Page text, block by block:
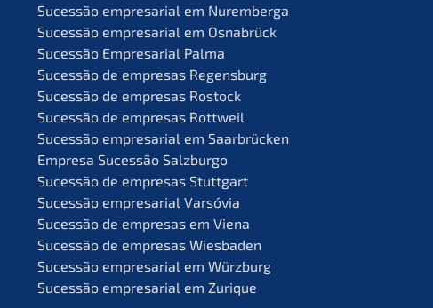
Suces­são empre­sa­ri­al em Nuremberga
Suces­são empre­sa­ri­al em Osnabrück
Suces­são Empre­sa­ri­al Palma
Suces­são de empre­sas Regensburg
Suces­são de empre­sas Rostock
Suces­são de empre­sas Rottweil
Suces­são empre­sa­ri­al em Saarbrücken
Empre­sa Suces­são Salzburgo
Suces­são de empre­sas Stuttgart
Suces­são empre­sa­ri­al Varsóvia
Suces­são de empre­sas em Viena
Suces­são de empre­sas Wiesbaden
Suces­são empre­sa­ri­al em Würzburg
Suces­são empre­sa­ri­al em Zurique